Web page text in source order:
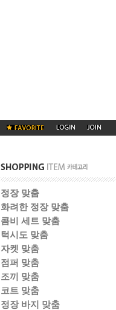
정장 맞춤
화려한 정장 맞춤
콤비 세트 맞춤
턱시도 맞춤
자켓 맞춤
점퍼 맞춤
조끼 맞춤
코트 맞춤
정장 바지 맞춤